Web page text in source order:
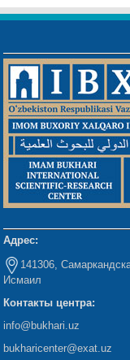
Адрес:
141306,
Исмаил
Контакты центра:
info@bukhari.uz
bukharicenter@exat.uz